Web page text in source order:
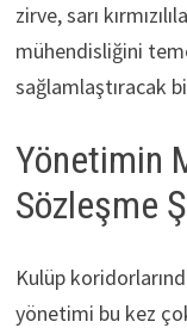
zirve, sarı
mühendisliğini
sağlamlaştıracak
Yönetimin
Sözleşme
Kulüp
yönetimi bu kez